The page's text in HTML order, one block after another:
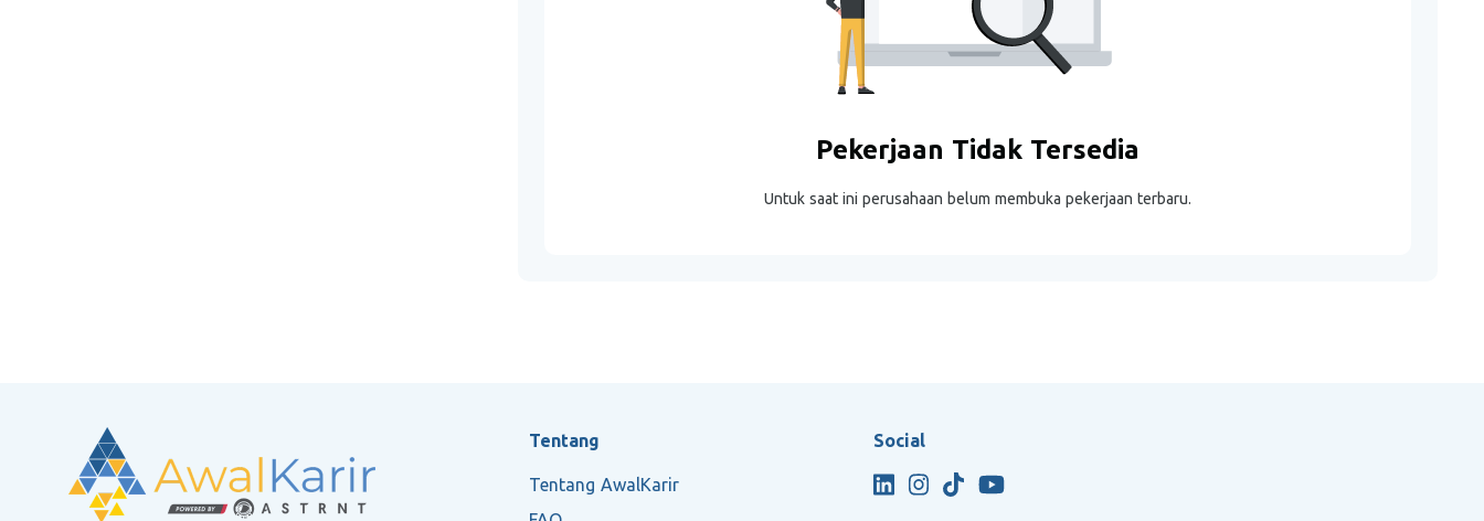
Pekerjaan Tidak Tersedia
Untuk saat ini perusahaan belum membuka pekerjaan terbaru.
Tentang
Tentang AwalKarir
Social